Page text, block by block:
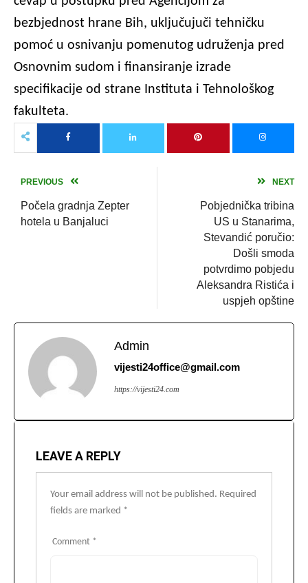
bezbjednost hrane Bih, uključujuči tehničku
pomoć u osnivanju pomenutog udruženja pred
Osnovnim sudom i finansiranje izrade
specifikacije od strane Instituta i Tehnološkog
fakulteta.
PREVIOUS
Počela gradnja Zepter
hotela u Banjaluci
NEXT
Pobjednička tribina
US u Stanarima,
Stevandić poručio:
Došli smoda
potvrdimo pobjedu
Aleksandra Ristića i
uspjeh opštine
Admin
vijesti24office@gmail.com
https://vijesti24.com
LEAVE A REPLY
Your email address will not be published. Required
fields are marked *
Comment *